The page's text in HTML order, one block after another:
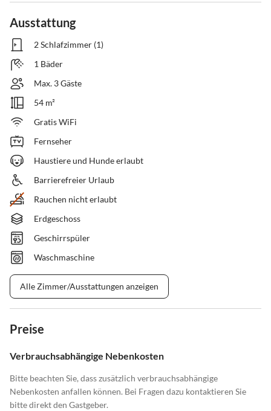
Ausstattung
2 Schlafzimmer (1)
1 Bäder
Max. 3 Gäste
54 m²
Gratis WiFi
Fernseher
Haustiere und Hunde erlaubt
Barrierefreier Urlaub
Rauchen nicht erlaubt
Erdgeschoss
Geschirrspüler
Waschmaschine
Alle Zimmer/Ausstattungen anzeigen
Preise
Verbrauchsabhängige Nebenkosten
Bitte beachten Sie, dass zusätzlich verbrauchsabhängige
Nebenkosten anfallen können. Bei Fragen dazu kontaktieren Sie
bitte direkt den Gastgeber.